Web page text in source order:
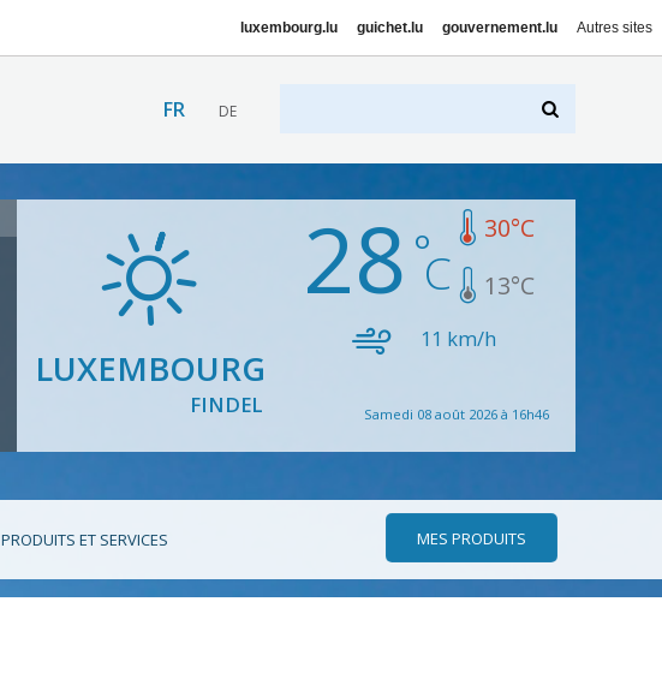
luxembourg.lu guichet.lu gouvernement.lu Autres sites
FR DE
LUXEMBOURG
FINDEL
28 30°C
13°C
11 km/h
Samedi 08 août 2026 à 16h46
PRODUITS ET SERVICES MES PRODUITS